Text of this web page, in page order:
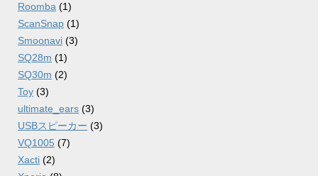
Roomba (1)
ScanSnap (1)
Smoonavi (3)
SQ28m (1)
SQ30m (2)
Toy (3)
ultimate_ears (3)
USBスピーカー (3)
VQ1005 (7)
Xacti (2)